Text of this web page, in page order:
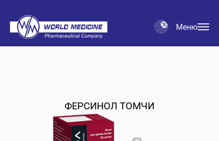
Меню
ФЕРСИНОЛ ТОМЧИ